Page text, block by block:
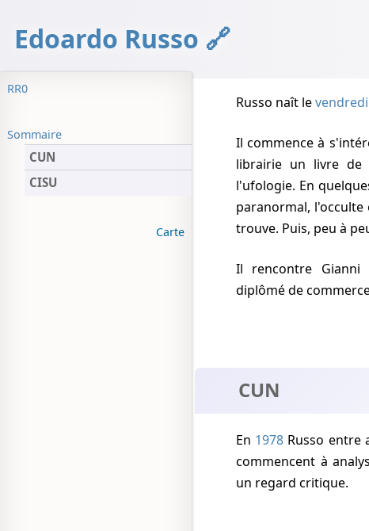
Edoardo Russo
RR0
Sommaire
CUN
CISU
Carte
Russo naît le
Il commence à
librairie un livre de
l'ufologie. En
paranormal,
trouve. Puis, peu à
Il rencontre Gianni Settimo, qui "l'adopte" pratiquement. Il est
diplômé de
CUN
En 1978 Russo entre
commencent à
un regard critique.